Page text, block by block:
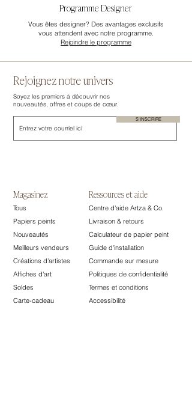
Programme Designer
Vous êtes designer? Des avantages exclusifs
vous attendent avec notre programme.
Rejoindre le programme
Rejoignez notre univers
Soyez les premiers à découvrir nos
nouveautés, offres et coups de cœur.
S'INSCRIRE
Magasinez
Tous
Papiers peints
Nouveautés
Meilleurs vendeurs
Créations d'artistes
Affiches d'art
Soldes
Carte-cadeau
Ressources et aide
Centre d'aide Artza & Co.
Livraison & retours
Calculateur de papier peint
Guide d'installation
Commande sur mesure
Politiques de confidentialité
Termes et conditions
​Accessibilité